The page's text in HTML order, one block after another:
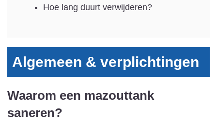
Hoe lang duurt verwijderen?
Algemeen & verplichtingen
Waarom een mazouttank
saneren?